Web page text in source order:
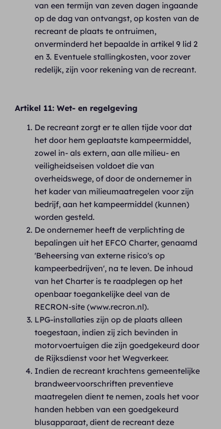
van een termijn van zeven dagen ingaande
op de dag van ontvangst, op kosten van de
recreant de plaats te ontruimen,
onverminderd het bepaalde in artikel 9 lid 2
en 3. Eventuele stallingkosten, voor zover
redelijk, zijn voor rekening van de recreant.
Artikel 11: Wet- en regelgeving
De recreant zorgt er te allen tijde voor dat
het door hem geplaatste kampeermiddel,
zowel in- als extern, aan alle milieu- en
veiligheidseisen voldoet die van
overheidswege, of door de ondernemer in
het kader van milieumaatregelen voor zijn
bedrijf, aan het kampeermiddel (kunnen)
worden gesteld.
De ondernemer heeft de verplichting de
bepalingen uit het EFCO Charter, genaamd
'Beheersing van externe risico's op
kampeerbedrijven', na te leven. De inhoud
van het Charter is te raadplegen op het
openbaar toegankelijke deel van de
RECRON-site (www.recron.nl).
LPG-installaties zijn op de plaats alleen
toegestaan, indien zij zich bevinden in
motorvoertuigen die zijn goedgekeurd door
de Rijksdienst voor het Wegverkeer.
Indien de recreant krachtens gemeentelijke
brandweervoorschriften preventieve
maatregelen dient te nemen, zoals het voor
handen hebben van een goedgekeurd
blusapparaat, dient de recreant deze